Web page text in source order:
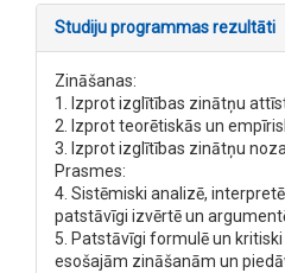
Studiju programmas rezultāti
Zināšanas:
1. Izprot izglītības zinātņu
2. Izprot teorētiskās un
3. Izprot izglītības zinātņu
Prasmes:
4. Sistēmiski analizē,
patstāvīgi izvērtē un
5. Patstāvīgi formulē un
esošajām zināšanām un